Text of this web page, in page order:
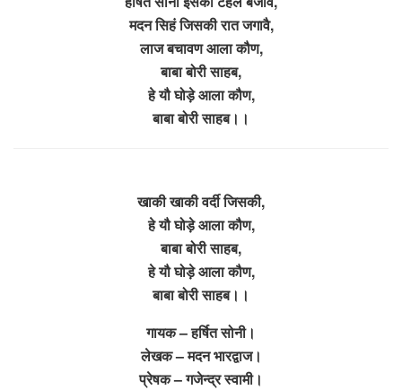
मदन सिहं जिसकी रात जगावै,
लाज बचावण आला कौण,
बाबा बोरी साहब,
हे यौ घोड़े आला कौण,
बाबा बोरी साहब।।
खाकी खाकी वर्दी जिसकी,
हे यौ घोड़े आला कौण,
बाबा बोरी साहब,
हे यौ घोड़े आला कौण,
बाबा बोरी साहब।।
गायक – हर्षित सोनी।
लेखक – मदन भारद्वाज।
प्रेषक – गजेन्द्र स्वामी।